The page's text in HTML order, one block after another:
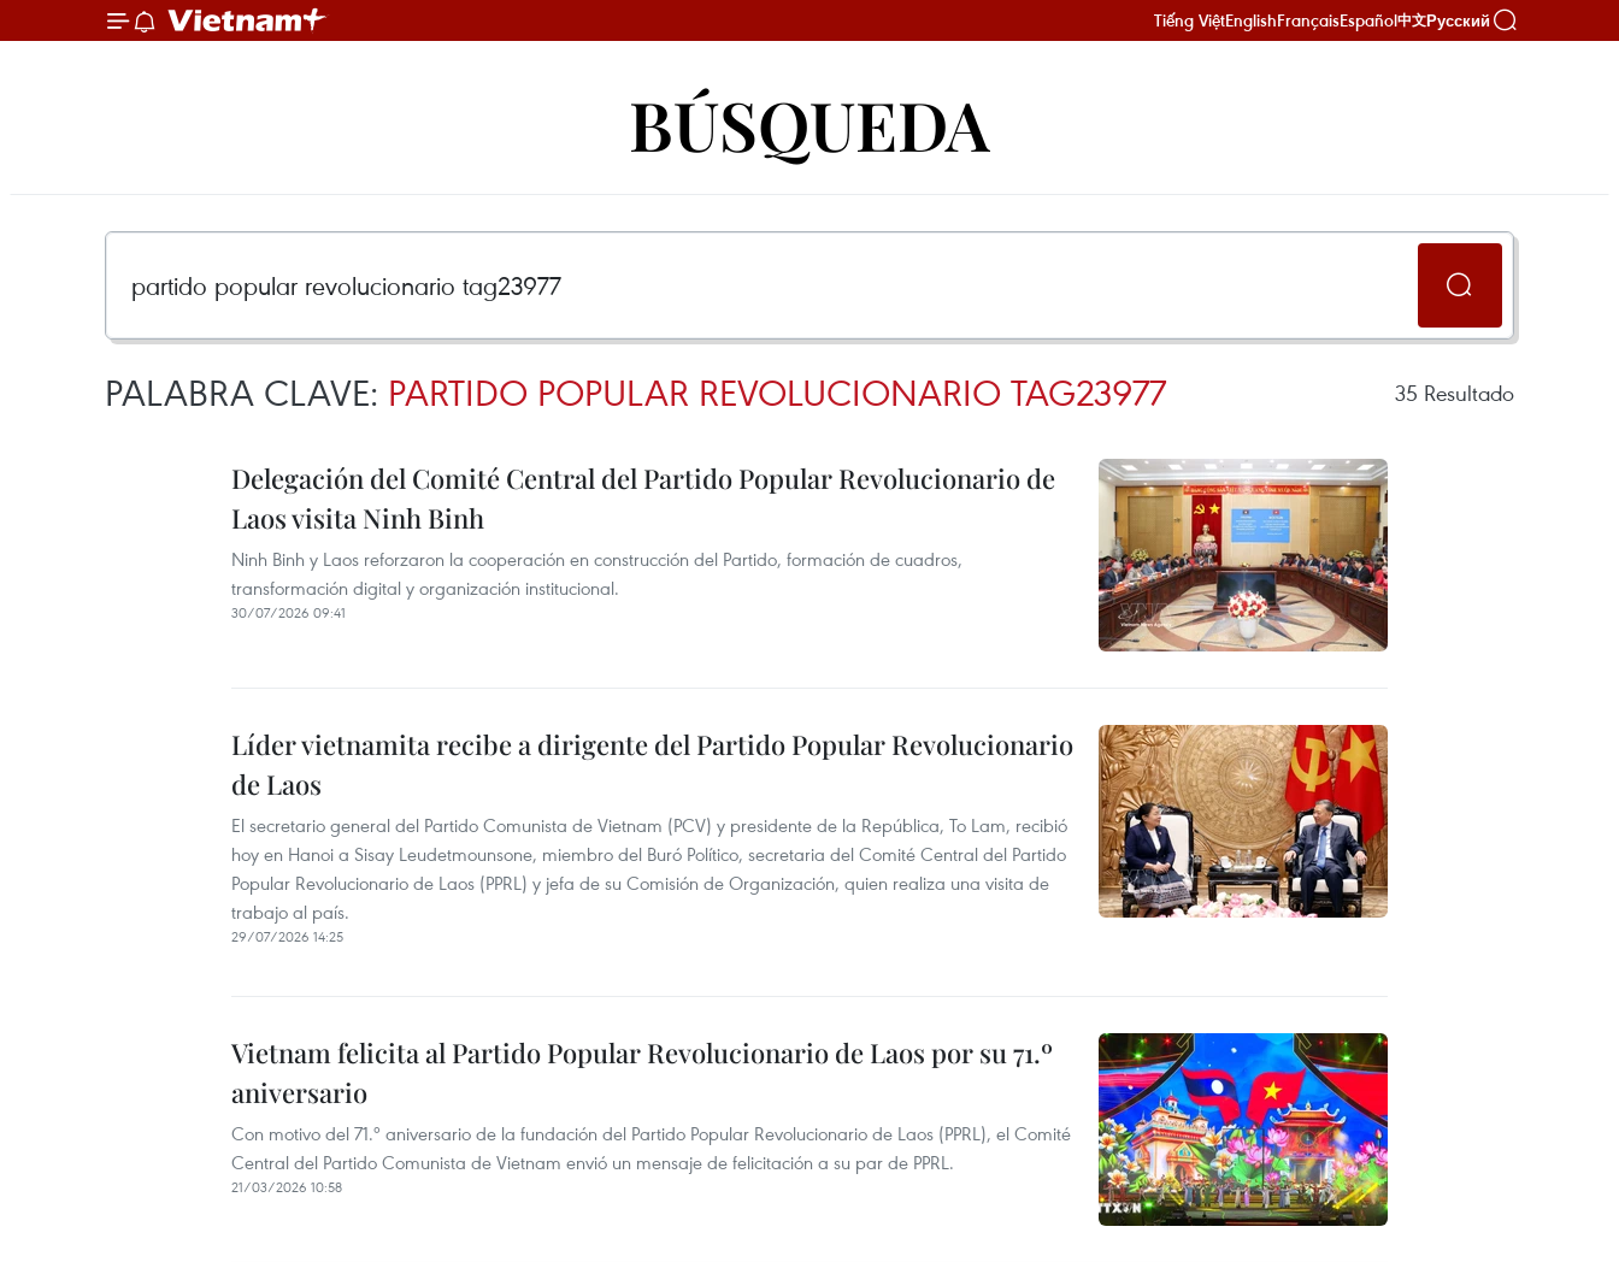
Tiếng ViệtEnglishFrançaisEspañol中文Русский
BÚSQUEDA
PALABRA CLAVE: PARTIDO POPULAR REVOLUCIONARIO TAG23977 35 Resultado
Delegación del Comité Central del Partido Popular Revolucionario de
Laos visita Ninh Binh
Ninh Binh y Laos reforzaron la cooperación en construcción del Partido, formación de cuadros,
transformación digital y organización institucional.
30/07/2026 09:41
Líder vietnamita recibe a dirigente del Partido Popular Revolucionario
de Laos
El secretario general del Partido Comunista de Vietnam (PCV) y presidente de la República, To Lam, recibió
hoy en Hanoi a Sisay Leudetmounsone, miembro del Buró Político, secretaria del Comité Central del Partido
Popular Revolucionario de Laos (PPRL) y jefa de su Comisión de Organización, quien realiza una visita de
trabajo al país.
29/07/2026 14:25
Vietnam felicita al Partido Popular Revolucionario de Laos por su 71.º
aniversario
Con motivo del 71.º aniversario de la fundación del Partido Popular Revolucionario de Laos (PPRL), el Comité
Central del Partido Comunista de Vietnam envió un mensaje de felicitación a su par de PPRL.
21/03/2026 10:58